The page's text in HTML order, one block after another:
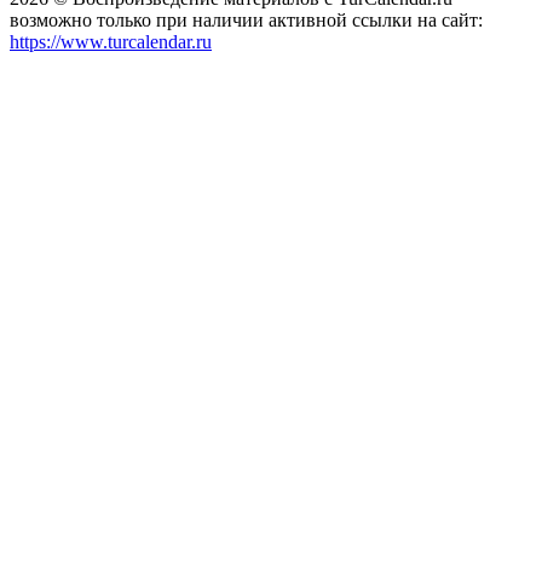
возможно только при наличии активной ссылки на сайт:
https://www.turcalendar.ru